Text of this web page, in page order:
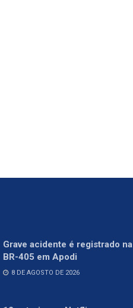
Grave acidente é registrado na
BR-405 em Apodi
8 DE AGOSTO DE 2026